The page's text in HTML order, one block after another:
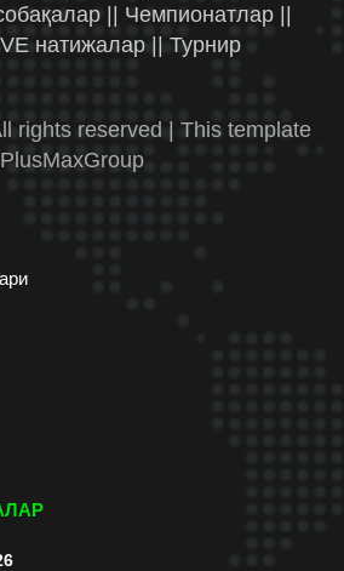
|| Чемпионатлар ||
натижалар || Турнир
rights reserved | This template
PlusMaxGroup